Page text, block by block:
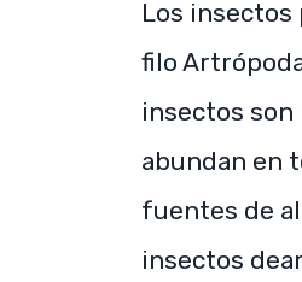
Los insectos
filo
insectos son
abundan en
fuentes de
insectos